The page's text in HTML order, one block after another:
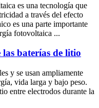
es una tecnología que
a través del efecto
es una parte importante
fotovoltaica ...
las baterías de litio
y se usan ampliamente
vida larga y bajo peso.
entre electrodos durante la